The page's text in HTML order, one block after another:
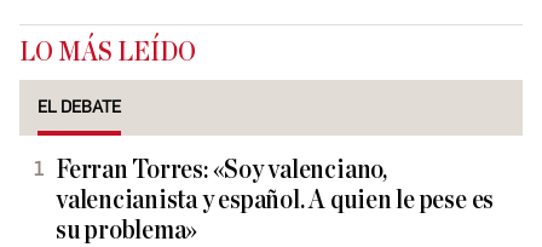
LO MÁS LEÍDO
EL DEBATE
Ferran Torres: «Soy valenciano,
valencianista y español. A quien le pese es
su problema»